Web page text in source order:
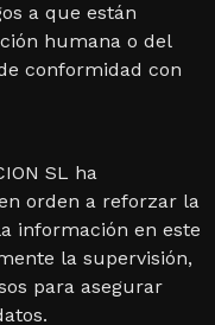
a que están
humana o del
conformidad con
SL ha
orden a reforzar la
información en este
la supervisión,
para asegurar